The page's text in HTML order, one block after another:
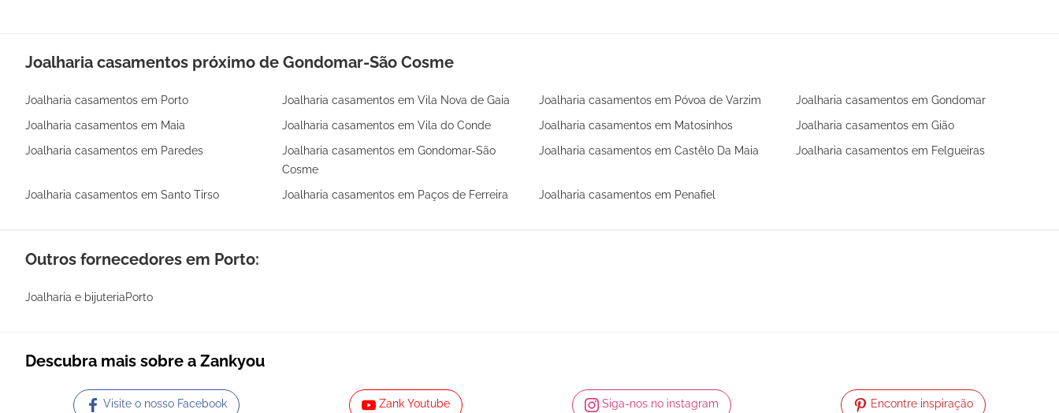
Joalharia casamentos próximo de Gondomar-São Cosme
Joalharia casamentos em Porto Joalharia casamentos em Vila Nova de Gaia Joalharia casamentos em Póvoa de Varzim
Joalharia casamentos em Gondomar
Joalharia casamentos em Maia
Joalharia casamentos em Vila do Conde Joalharia casamentos em Matosinhos
Joalharia casamentos em Gião
Joalharia casamentos em Paredes
Joalharia casamentos em Gondomar-São
Cosme
Joalharia casamentos em Castêlo Da Maia Joalharia casamentos em Felgueiras
Joalharia casamentos em Santo Tirso Joalharia casamentos em Paços de Ferreira Joalharia casamentos em Penafiel
Outros fornecedores em Porto:
Joalharia e bijuteriaPorto
Descubra mais sobre a Zankyou
Visite o nosso Facebook Zank Youtube Siga-nos no instagram Encontre inspiração